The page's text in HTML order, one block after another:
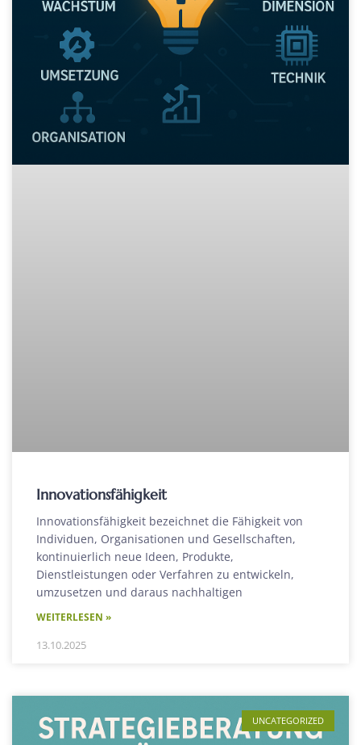
Innovationsfähigkeit
Innovationsfähigkeit bezeichnet die Fähigkeit von
Individuen, Organisationen und Gesellschaften,
kontinuierlich neue Ideen, Produkte,
Dienstleistungen oder Verfahren zu entwickeln,
umzusetzen und daraus nachhaltigen
WEITERLESEN »
13.10.2025
UNCATEGORIZED